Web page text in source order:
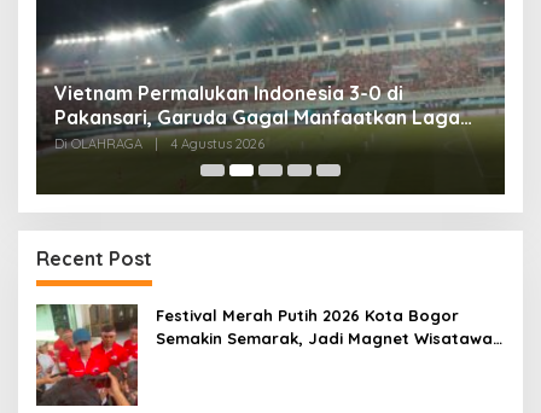
Vietnam Permalukan Indonesia 3-0 di
Pakansari, Garuda Gagal Manfaatkan Laga
Kandang
Di OLAHRAGA 4 Agustus 2026
Recent Post
Festival Merah Putih 2026 Kota Bogor
Semakin Semarak, Jadi Magnet Wisatawan